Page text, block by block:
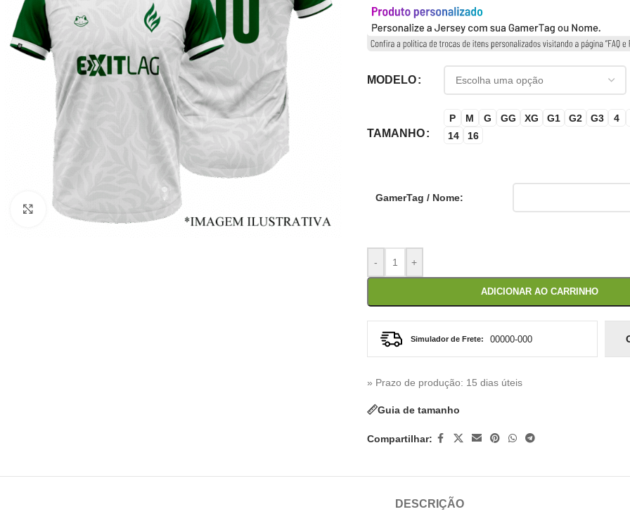
Clique para ampliar
MODELO
TAMANHO
P M G GG XG G1 G2 G3
4
14
16
GamerTag / Nome:
- +
ADICIONAR AO CARRINHO
Simulador de Frete:
» Prazo de produção: 15 dias úteis
Guia de tamanho
Compartilhar:
DESCRIÇÃO